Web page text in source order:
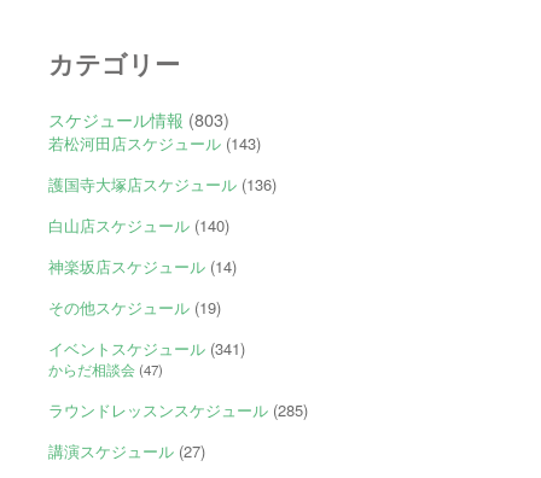
カテゴリー
スケジュール情報 (803)
若松河田店スケジュール(143)
護国寺大塚店スケジュール(136)
白山店スケジュール(140)
神楽坂店スケジュール(14)
その他スケジュール(19)
イベントスケジュール(341)
からだ相談会(47)
ラウンドレッスンスケジュール(285)
講演スケジュール(27)